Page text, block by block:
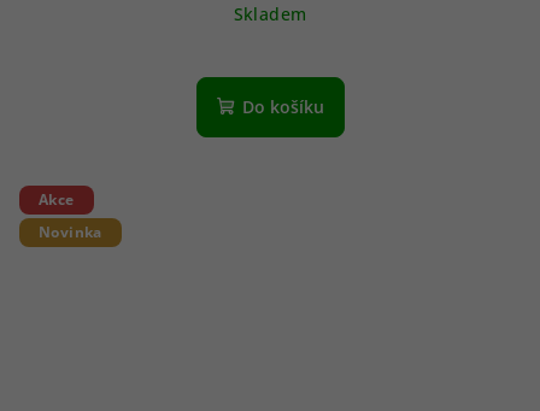
Skladem
Do košíku
Akce
Novinka